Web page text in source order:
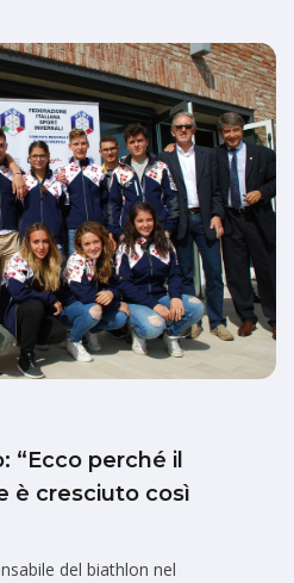
“Ecco perché il
è cresciuto così
del biathlon nel